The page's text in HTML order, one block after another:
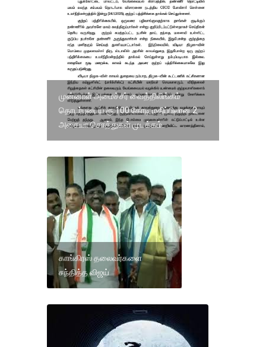
முன்னாள் அமைச்சர் வைத்திலிங்கம்
தொடர்புடைய ரூ.100 கோடி மதிப்பிலான 2
அசையா சொத்துகள் முடக்கம்.
காங்கிரஸ் தலைவர்களை
சந்தித்த விஜய்